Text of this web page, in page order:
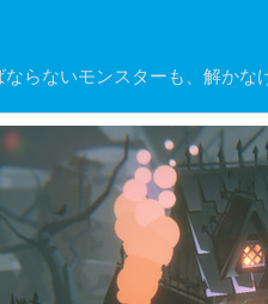
らないモンスターも、解かな